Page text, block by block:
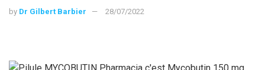
by Dr Gilbert Barbier 28/07/2022